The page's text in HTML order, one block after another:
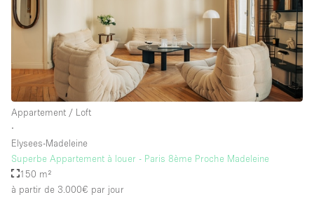
Appartement / Loft
∙
Elysees-Madeleine
Superbe Appartement à louer - Paris 8ème Proche Madeleine
150 m²
à partir de 3.000€ par jour